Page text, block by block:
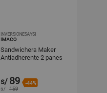
INVERSIONESAYSI
IMACO
Sandwichera Maker
Antiadherente 2 panes -
s/ 89 -44%
s/ 159